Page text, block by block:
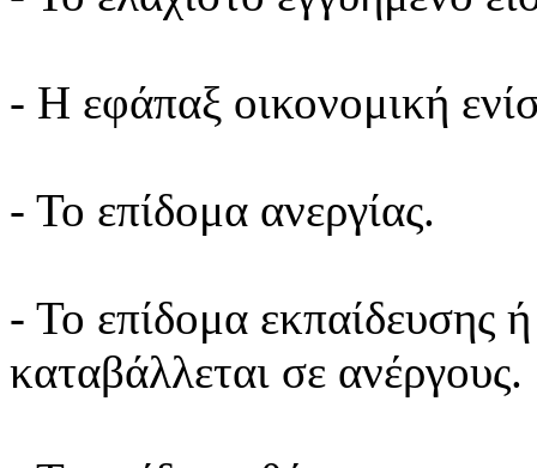
- Η εφάπαξ οικονομική
- Το επίδομα ανεργίας.
- Το επίδομα εκπαίδευσης
καταβάλλεται σε ανέργους.